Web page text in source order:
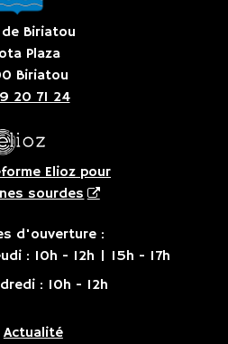
de Biriatou
Plaza
Biriatou
20 71 24
Elioz pour
sourdes
d'ouverture :
: 10h - 12h | 15h - 17h
: 10h - 12h
Actualité